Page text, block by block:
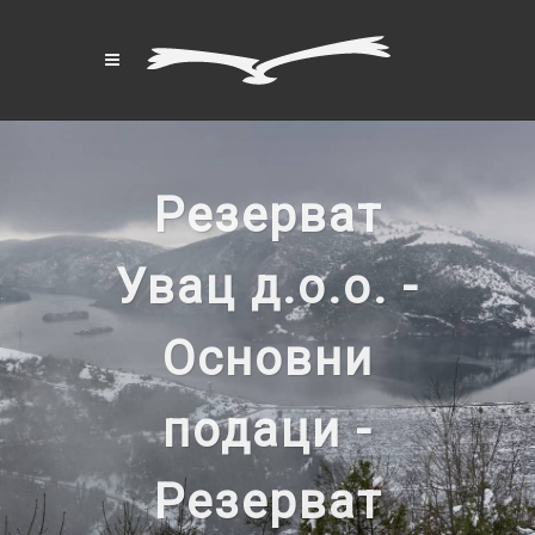
Резерват
Увац д.о.о. -
Основни
подаци -
Резерват